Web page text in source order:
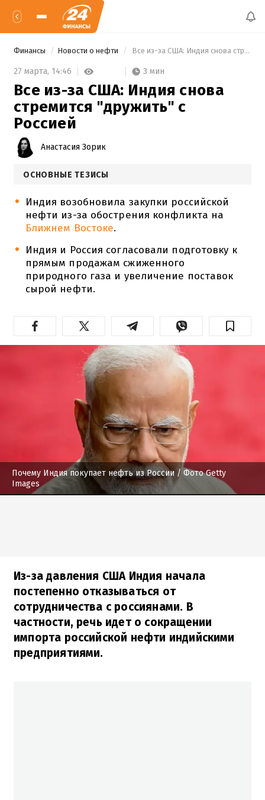
Финансы Новости о нефти Все из-за США: Индия снова стремится "дружить" с Россией
27 марта, 14:46 3 мин
Все из-за США: Индия снова
стремится "дружить" с
Россией
Анастасия Зорик
ОСНОВНЫЕ ТЕЗИСЫ
Индия возобновила закупки российской
нефти из-за обострения конфликта на
Ближнем Востоке.
Индия и Россия согласовали подготовку к
прямым продажам сжиженного
природного газа и увеличение поставок
сырой нефти.
Почему Индия покупает нефть из России / Фото Getty
Images
Из-за давления США Индия начала
постепенно отказываться от
сотрудничества с россиянами. В
частности, речь идет о сокращении
импорта российской нефти индийскими
предприятиями.